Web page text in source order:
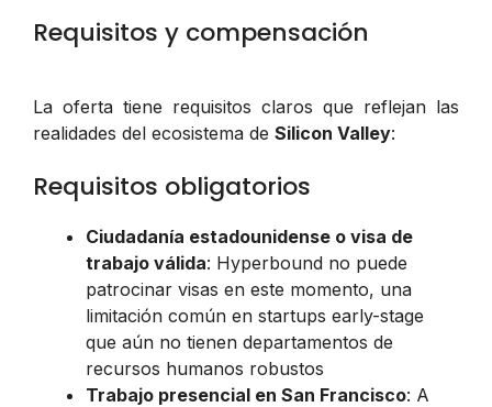
Requisitos y compensación
La oferta tiene requisitos claros que reflejan las
realidades del ecosistema de Silicon Valley:
Requisitos obligatorios
Ciudadanía estadounidense o visa de
trabajo válida: Hyperbound no puede
patrocinar visas en este momento, una
limitación común en startups early-stage
que aún no tienen departamentos de
recursos humanos robustos
Trabajo presencial en San Francisco: A